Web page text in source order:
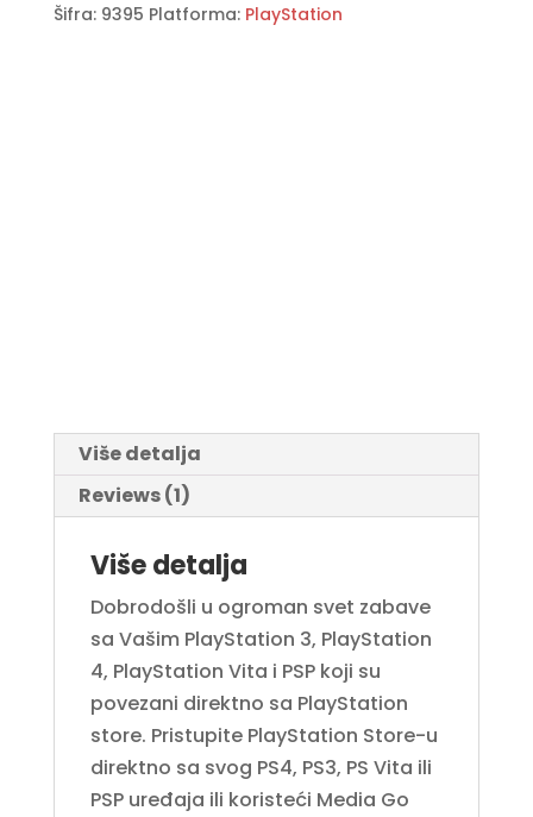
Šifra: 9395 Platforma: PlayStation
Više detalja
Reviews (1)
Više detalja
Dobrodošli u ogroman svet zabave
sa Vašim PlayStation 3, PlayStation
4, PlayStation Vita i PSP koji su
povezani direktno sa PlayStation
store. Pristupite PlayStation Store-u
direktno sa svog PS4, PS3, PS Vita ili
PSP uređaja ili koristeći Media Go